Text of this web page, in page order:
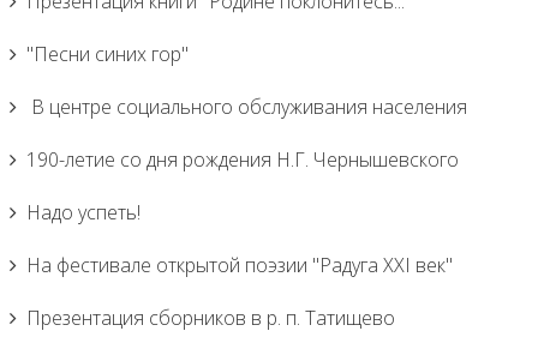
"Песни синих гор"
В центре социального обслуживания населения
190-летие со дня рождения Н.Г. Чернышевского
Надо успеть!
На фестивале открытой поэзии "Радуга XXI век"
Презентация сборников в р. п. Татищево